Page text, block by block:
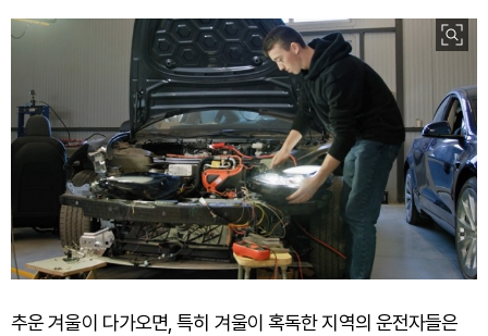
추운 겨울이 다가오면, 특히 겨울이 혹독한 지역의 운전자들은